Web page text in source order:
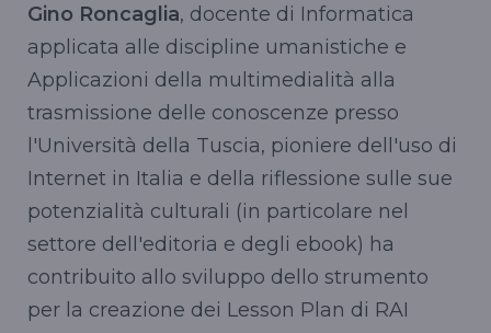
Gino Roncaglia, docente di Informatica
applicata alle discipline umanistiche e
Applicazioni della multimedialità alla
trasmissione delle conoscenze presso
l'Università della Tuscia, pioniere dell'uso di
Internet in Italia e della riflessione sulle sue
potenzialità culturali (in particolare nel
settore dell'editoria e degli ebook) ha
contribuito allo sviluppo dello strumento
per la creazione dei Lesson Plan di RAI